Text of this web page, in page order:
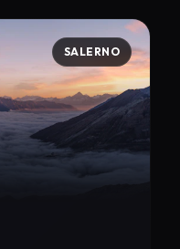
SALERNO